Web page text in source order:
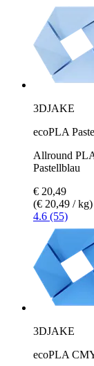
3DJAKE
ecoPLA
Allround
Pastellblau
€ 20,49
(€ 20,49 / kg)
4.6 (55)
3DJAKE
ecoPLA